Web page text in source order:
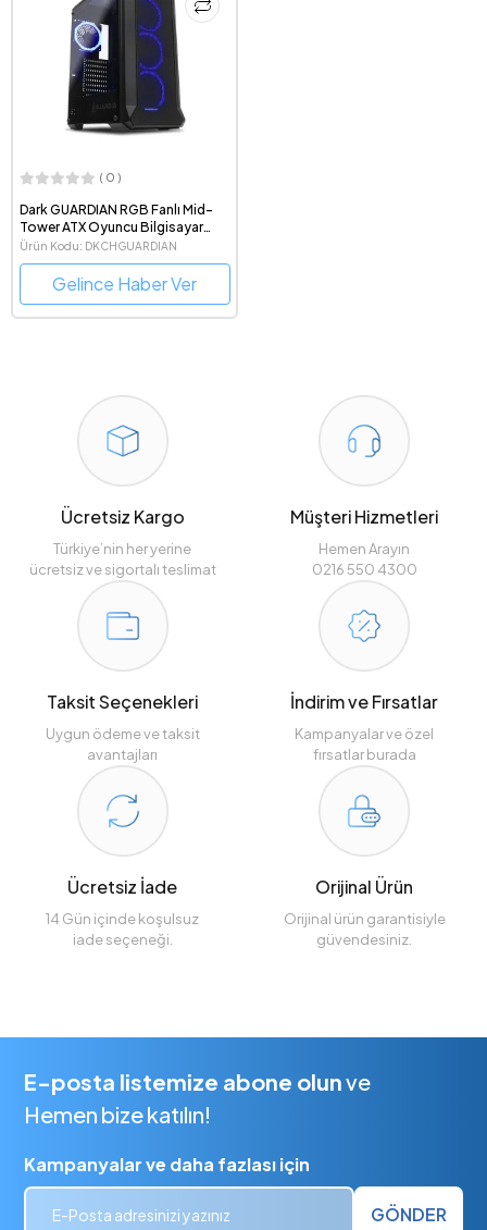
( 0 )
Dark GUARDIAN RGB Fanlı Mid-
Tower ATX Oyuncu Bilgisayar
Kasası
Ürün Kodu: DKCHGUARDIAN
Gelince Haber Ver
Ücretsiz Kargo
Türkiye’nin her yerine
ücretsiz ve sigortalı teslimat
Müşteri Hizmetleri
Hemen Arayın
0216 550 4300
Taksit Seçenekleri
Uygun ödeme ve taksit
avantajları
İndirim ve Fırsatlar
Kampanyalar ve özel
fırsatlar burada
Ücretsiz İade
14 Gün içinde koşulsuz
iade seçeneği.
Orijinal Ürün
Orijinal ürün garantisiyle
güvendesiniz.
E-posta listemize abone olunve
Hemen bize katılın!
Kampanyalar ve daha fazlası için
GÖNDER